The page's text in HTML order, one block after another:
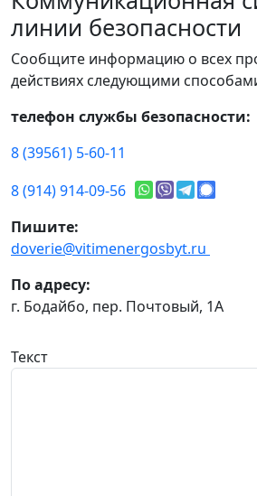
линии безопасности
Сообщите информацию о всех
действиях следующими
телефон службы безопасности:
8 (39561) 5-60-11
8 (914) 914-09-56
Пишите:
doverie@vitimenergosbyt.ru
По адресу:
г. Бодайбо, пер. Почтовый, 1А
Текст